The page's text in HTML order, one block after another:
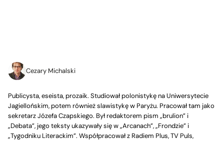
Cezary Michalski
Publicysta, eseista, prozaik. Studiował polonistykę na Uniwersytecie
Jagiellońskim, potem również slawistykę w Paryżu. Pracował tam jako
sekretarz Józefa Czapskiego. Był redaktorem pism „brulion” i
„Debata”, jego teksty ukazywały się w „Arcanach”, „Frondzie” i
„Tygodniku Literackim”. Współpracował z Radiem Plus, TV Puls,